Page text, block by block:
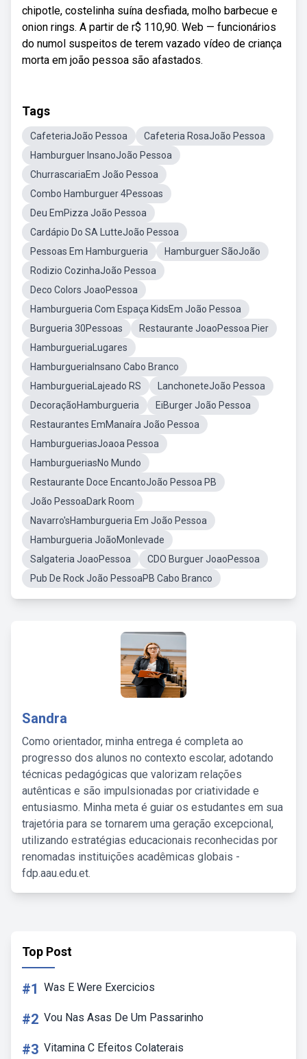
chipotle, costelinha suína desfiada, molho barbecue e
onion rings. A partir de r$ 110,90. Web — funcionários
do numol suspeitos de terem vazado vídeo de criança
morta em joão pessoa são afastados.
Tags
CafeteriaJoão Pessoa
Cafeteria RosaJoão Pessoa
Hamburguer InsanoJoão Pessoa
ChurrascariaEm João Pessoa
Combo Hamburguer 4Pessoas
Deu EmPizza João Pessoa
Cardápio Do SA LutteJoão Pessoa
Pessoas Em Hamburgueria
Hamburguer SãoJoão
Rodizio CozinhaJoão Pessoa
Deco Colors JoaoPessoa
Hamburgueria Com Espaça KidsEm João Pessoa
Burgueria 30Pessoas
Restaurante JoaoPessoa Pier
HamburgueriaLugares
HamburgueriaInsano Cabo Branco
HamburgueriaLajeado RS
LanchoneteJoão Pessoa
DecoraçãoHamburgueria
EiBurger João Pessoa
Restaurantes EmManaíra João Pessoa
HamburgueriasJoaoa Pessoa
HamburgueriasNo Mundo
Restaurante Doce EncantoJoão Pessoa PB
João PessoaDark Room
Navarro'sHamburgueria Em João Pessoa
Hamburgueria JoãoMonlevade
Salgateria JoaoPessoa
CDO Burguer JoaoPessoa
Pub De Rock João PessoaPB Cabo Branco
Sandra
Como orientador, minha entrega é completa ao
progresso dos alunos no contexto escolar, adotando
técnicas pedagógicas que valorizam relações
autênticas e são impulsionadas por criatividade e
entusiasmo. Minha meta é guiar os estudantes em sua
trajetória para se tornarem uma geração excepcional,
utilizando estratégias educacionais reconhecidas por
renomadas instituições acadêmicas globais -
fdp.aau.edu.et.
Top Post
#1 Was E Were Exercicios
#2 Vou Nas Asas De Um Passarinho
#3 Vitamina C Efeitos Colaterais